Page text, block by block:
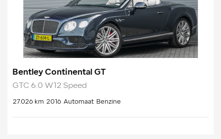
Bentley Continental GT
GTC 6.0 W12 Speed
27.026 km 2016 Automaat Benzine